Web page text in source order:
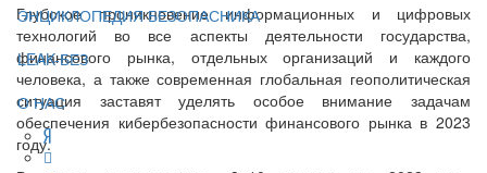
ЭНЦИКЛОПЕДИЯ БЕЗОПАСНИКА
LEAK-БЕЗ
О НАС
Глубокое проникновение информационных и цифровых
технологий во все аспекты деятельности государства,
финансового рынка, отдельных организаций и каждого
человека, а также современная глобальная геополитическая
ситуация заставят уделять особое внимание задачам
обеспечения кибербезопасности финансового рынка в 2023
году.